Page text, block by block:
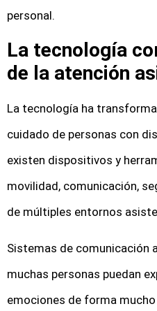
personal.
La tecnología
de la atención
La tecnología ha
cuidado de personas con
existen dispositivos y
movilidad, comunicación,
de múltiples entornos
Sistemas de comunicación
muchas personas puedan
emociones de forma